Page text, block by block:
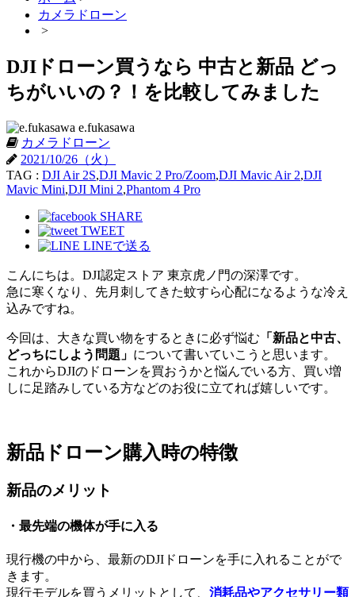
カメラドローン
>
DJIドローン買うなら 中古と新品 どっ
ちがいいの？！を比較してみました
e.fukasawa
カメラドローン
2021/10/26（火）
TAG : DJI Air 2S,DJI Mavic 2 Pro/Zoom,DJI Mavic Air 2,DJI
Mavic Mini,DJI Mini 2,Phantom 4 Pro
SHARE
TWEET
LINEで送る
こんにちは。DJI認定ストア 東京虎ノ門の深澤です。
急に寒くなり、先月刺してきた蚊すら心配になるような冷え
込みですね。
今回は、大きな買い物をするときに必ず悩む 「新品と中古、
どっちにしよう問題」 について書いていこうと思います。
これからDJIのドローンを買おうかと悩んでいる方、買い増
しに足踏みしている方などのお役に立てれば嬉しいです。
新品ドローン購入時の特徴
新品のメリット
・最先端の機体が手に入る
現行機の中から、最新のDJIドローンを手に入れることがで
きます。
現行モデルを買うメリットとして、 消耗品やアクセサリー類